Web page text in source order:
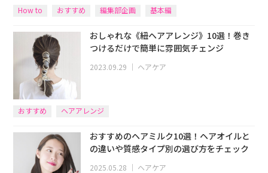
How to おすすめ 編集部企画 基本編
おしゃれな《紐ヘアアレンジ》10選！巻き
つけるだけで簡単に雰囲気チェンジ
2023.09.29 ｜ ヘアケア
おすすめ ヘアアレンジ
おすすめのヘアミルク10選！ヘアオイルと
の違いや質感タイプ別の選び方をチェック
2025.05.28 ｜ ヘアケア